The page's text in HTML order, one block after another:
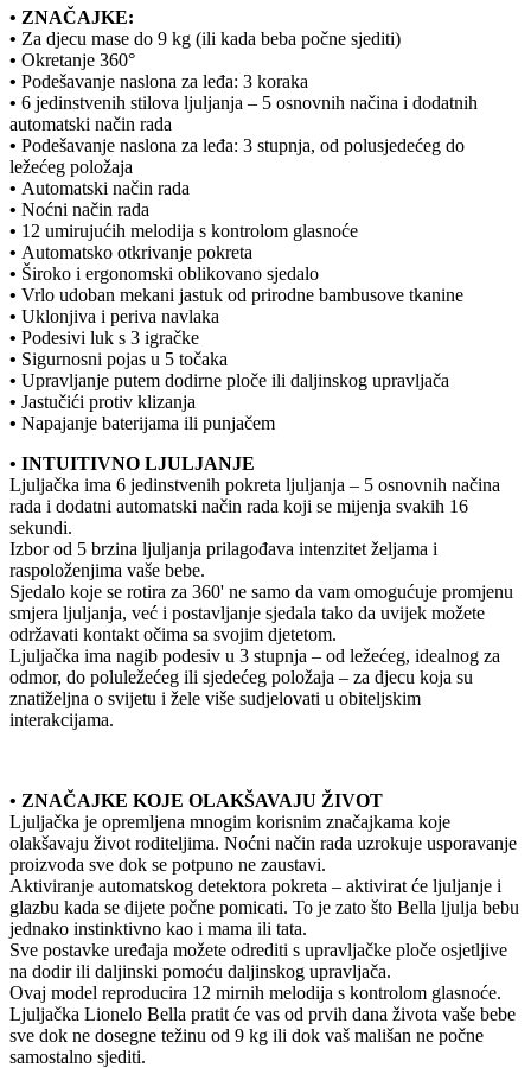
• ZNAČAJKE:
• Za djecu mase do 9 kg (ili kada beba počne sjediti)
• Okretanje 360°
• Podešavanje naslona za leđa: 3 koraka
• 6 jedinstvenih stilova ljuljanja – 5 osnovnih načina i dodatnih
automatski način rada
• Podešavanje naslona za leđa: 3 stupnja, od polusjedećeg do
ležećeg položaja
• Automatski način rada
• Noćni način rada
• 12 umirujućih melodija s kontrolom glasnoće
• Automatsko otkrivanje pokreta
• Široko i ergonomski oblikovano sjedalo
• Vrlo udoban mekani jastuk od prirodne bambusove tkanine
• Uklonjiva i periva navlaka
• Podesivi luk s 3 igračke
• Sigurnosni pojas u 5 točaka
• Upravljanje putem dodirne ploče ili daljinskog upravljača
• Jastučići protiv klizanja
• Napajanje baterijama ili punjačem
• INTUITIVNO LJULJANJE
Ljuljačka ima 6 jedinstvenih pokreta ljuljanja – 5 osnovnih načina
rada i dodatni automatski način rada koji se mijenja svakih 16
sekundi.
Izbor od 5 brzina ljuljanja prilagođava intenzitet željama i
raspoloženjima vaše bebe.
Sjedalo koje se rotira za 360' ne samo da vam omogućuje promjenu
smjera ljuljanja, već i postavljanje sjedala tako da uvijek možete
održavati kontakt očima sa svojim djetetom.
Ljuljačka ima nagib podesiv u 3 stupnja – od ležećeg, idealnog za
odmor, do poluležećeg ili sjedećeg položaja – za djecu koja su
znatiželjna o svijetu i žele više sudjelovati u obiteljskim
interakcijama.
• ZNAČAJKE KOJE OLAKŠAVAJU ŽIVOT
Ljuljačka je opremljena mnogim korisnim značajkama koje
olakšavaju život roditeljima. Noćni način rada uzrokuje usporavanje
proizvoda sve dok se potpuno ne zaustavi.
Aktiviranje automatskog detektora pokreta – aktivirat će ljuljanje i
glazbu kada se dijete počne pomicati. To je zato što Bella ljulja bebu
jednako instinktivno kao i mama ili tata.
Sve postavke uređaja možete odrediti s upravljačke ploče osjetljive
na dodir ili daljinski pomoću daljinskog upravljača.
Ovaj model reproducira 12 mirnih melodija s kontrolom glasnoće.
Ljuljačka Lionelo Bella pratit će vas od prvih dana života vaše bebe
sve dok ne dosegne težinu od 9 kg ili dok vaš mališan ne počne
samostalno sjediti.